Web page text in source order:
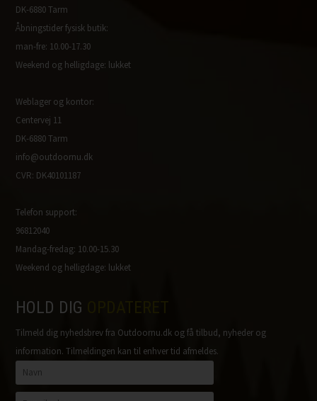
DK-6880 Tarm
Åbningstider fysisk butik:
man-fre: 10.00-17.30
Weekend og helligdage: lukket
Weblager og kontor:
Centervej 11
DK-6880 Tarm
info@outdoornu.dk
CVR: DK40101187
Telefon support:
96812040
Mandag-fredag: 10.00-15.30
Weekend og helligdage: lukket
HOLD DIG
Tilmeld dig nyhedsbrev fra Outdoornu.dk og få tilbud, nyheder og
information. Tilmeldingen kan til enhver tid afmeldes.